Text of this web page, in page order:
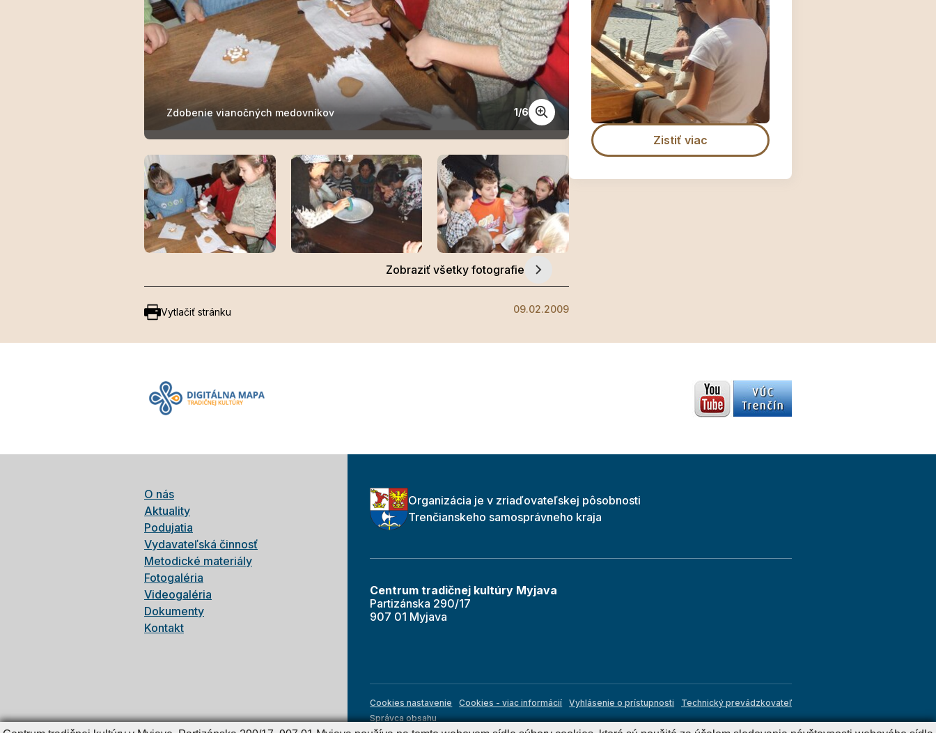
Zdobenie vianočných medovníkov Veštecké liatie vosku
1/6
Zobraziť všetky fotografie
Vytlačiť stránku 09.02.2009
Zistiť viac
O nás
Aktuality
Podujatia
Vydavateľská činnosť
Metodické materiály
Fotogaléria
Videogaléria
Dokumenty
Kontakt
Organizácia je v zriaďovateľskej pôsobnosti
Trenčianskeho samosprávneho kraja
Centrum tradičnej kultúry Myjava
Partizánska 290/17
907 01 Myjava
Cookies nastavenie Cookies - viac informácií Vyhlásenie o prístupnosti
Technický prevádzkovateľ
Správca obsahu